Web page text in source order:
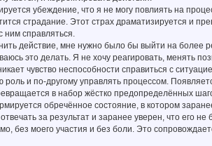
убеждение, что я не могу повлиять на
страдание. Этот страх драматизируется и
ним справляться.
действие, мне нужно было бы выйти на более
это делать. Я не хочу реагировать, менять
чувство неспособности справиться с
роль и по-другому управлять процессом.
в набор жёстко предопределённых
обречённое состояние, в котором
за результат и заранее уверен, что его
без моего участия и без боли. Это